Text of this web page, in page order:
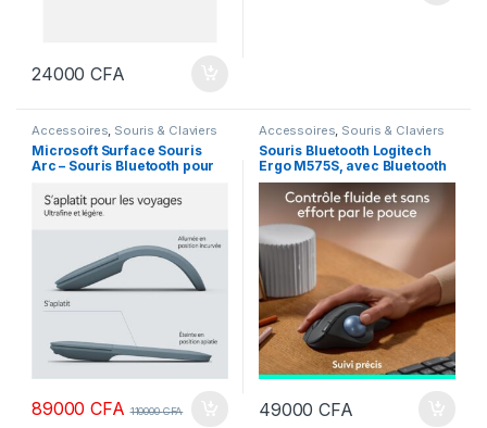
24000CFA
Accessoires Souris & Claviers
Microsoft Surface Souris
Arc – Souris Bluetooth pour
Compatible Windows, Mac,
Chrome OS
89000CFA 110000CFA
Accessoires Souris & Claviers
Souris Bluetooth Logitech
Ergo M575S, avec Bluetooth
et dongle crypté, suivi précis
et fluide pour PC/Mac –
Graphite
49000CFA